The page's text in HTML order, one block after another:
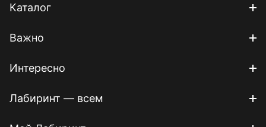
Каталог
Важно
Интересно
Лабиринт — всем